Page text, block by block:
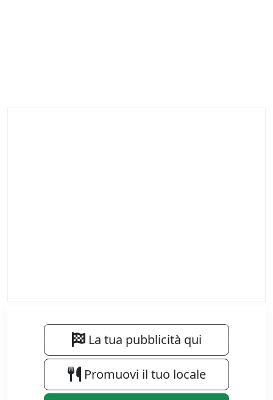
La tua pubblicità qui
Promuovi il tuo locale